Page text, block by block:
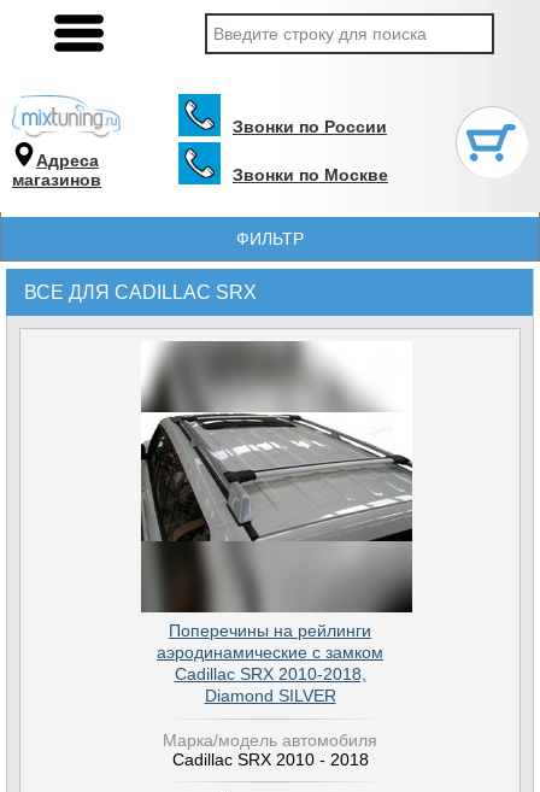
Адреса
магазинов
Звонки по России
Звонки по Москве
ФИЛЬТР
ВСЕ ДЛЯ CADILLAC SRX
Поперечины на рейлинги
аэродинамические с замком
Cadillac SRX 2010-2018,
Diamond SILVER
Марка/модель автомобиля
Cadillac SRX 2010 - 2018